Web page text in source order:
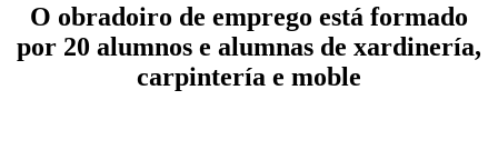
O obradoiro de emprego está formado
por 20 alumnos e alumnas de xardinería,
carpintería e moble